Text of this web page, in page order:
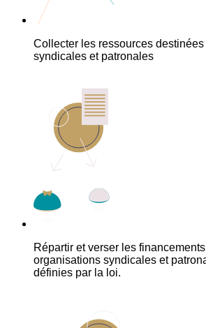
Collecter les ressources
syndicales et patronales
Répartir et verser les
organisations syndicales et
définies par la loi.